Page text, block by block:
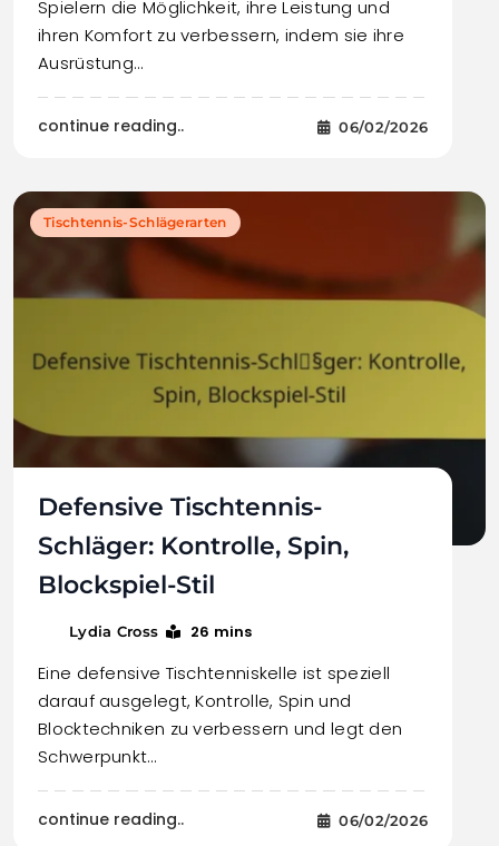
Spielern die Möglichkeit, ihre Leistung und
ihren Komfort zu verbessern, indem sie ihre
Ausrüstung…
continue reading.. 06/02/2026
Tischtennis-Schlägerarten
Defensive Tischtennis-
Schläger: Kontrolle, Spin,
Blockspiel-Stil
Lydia Cross 26 mins
Eine defensive Tischtenniskelle ist speziell
darauf ausgelegt, Kontrolle, Spin und
Blocktechniken zu verbessern und legt den
Schwerpunkt…
continue reading.. 06/02/2026